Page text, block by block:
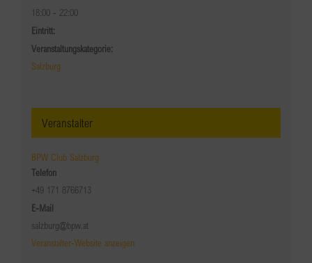
18:00 - 22:00
Eintritt:
Veranstaltungskategorie:
Salzburg
Veranstalter
BPW Club Salzburg
Telefon
+49 171 8766713
E-Mail
salzburg@bpw.at
Veranstalter-Website anzeigen